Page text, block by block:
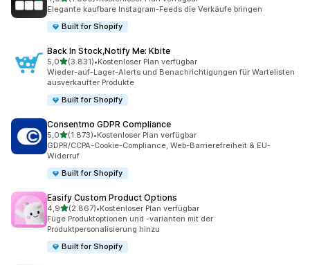
1936 Rezensionen insgesamt
Elegante kaufbare Instagram-Feeds die Verkäufe bringen
Built for Shopify
Back In Stock,Notify Me: Kbite
5,0von 5 Sternen
(3.831)
3831 Rezensionen insgesamt
•Kostenloser Plan verfügbar
Wieder-auf-Lager-Alerts und Benachrichtigungen für Wartelisten
ausverkaufter Produkte
Built for Shopify
Consentmo GDPR Compliance
5,0von 5 Sternen
(1.873)
1873 Rezensionen insgesamt
•Kostenloser Plan verfügbar
GDPR/CCPA-Cookie-Compliance, Web-Barrierefreiheit & EU-
Widerruf
Built for Shopify
Easify Custom Product Options
4,9von 5 Sternen
(2.867)
2867 Rezensionen insgesamt
•Kostenloser Plan verfügbar
Füge Produktoptionen und -varianten mit der
Produktpersonalisierung hinzu
Built for Shopify